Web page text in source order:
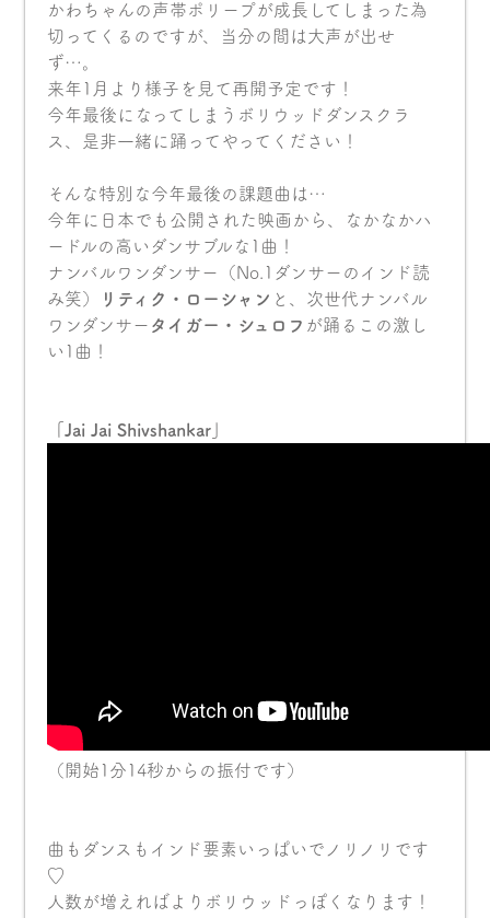
かわちゃんの声帯ポリープが成長してしまった為
切ってくるのですが、当分の間は大声が出せ
ず…。
来年1月より様子を見て再開予定です！
今年最後になってしまうボリウッドダンスクラ
ス、是非一緒に踊ってやってください！
そんな特別な今年最後の課題曲は…
今年に日本でも公開された映画から、なかなかハ
ードルの高いダンサブルな1曲！
ナンバルワンダンサー（No.1ダンサーのインド読
み笑）
リティク・ローシャン と、次世代ナンバル
ワンダンサー タイガー・シュロフ が踊るこの激し
い1曲！
「Jai Jai Shivshankar」
（開始1分14秒からの振付です）
曲もダンスもインド要素いっぱいでノリノリです
♡
人数が増えればよりボリウッドっぽくなります！